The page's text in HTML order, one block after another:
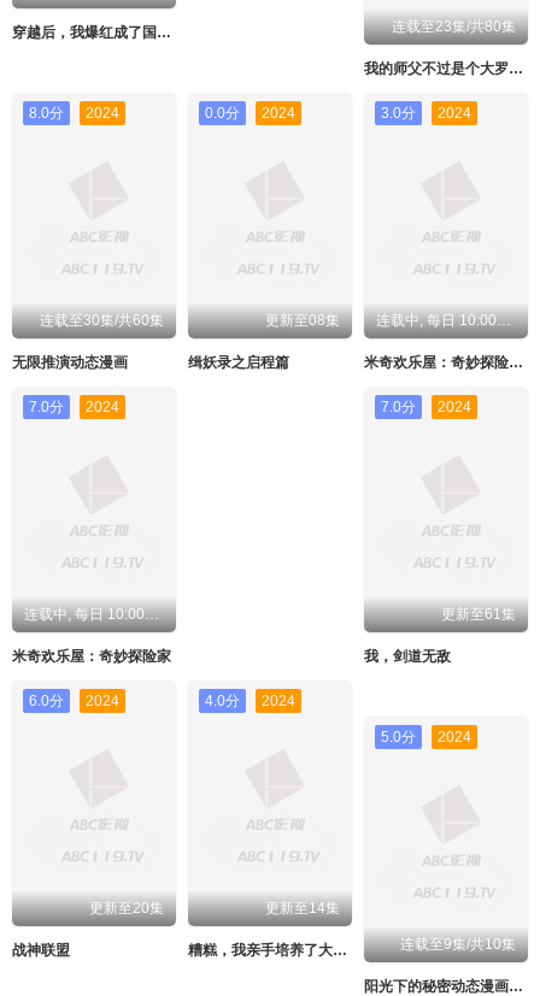
穿越后，我爆红成了国民闺女动态漫画 连载至23集/共80集
我的师父不过是个大罗金仙动态漫画
8.0分 2024
连载至30集/共60集
无限推演动态漫画
0.0分 2024
更新至08集
缉妖录之启程篇
3.0分 2024
连载中, 每日 10:00更新
米奇欢乐屋：奇妙探险家中文配音
7.0分 2024
连载中, 每日 10:00更新
米奇欢乐屋：奇妙探险家
7.0分 2024
更新至61集
我，剑道无敌
6.0分 2024
更新至20集
战神联盟
4.0分 2024
更新至14集
糟糕，我亲手培养了大反派！
5.0分 2024
连载至9集/共10集
阳光下的秘密动态漫画第一季